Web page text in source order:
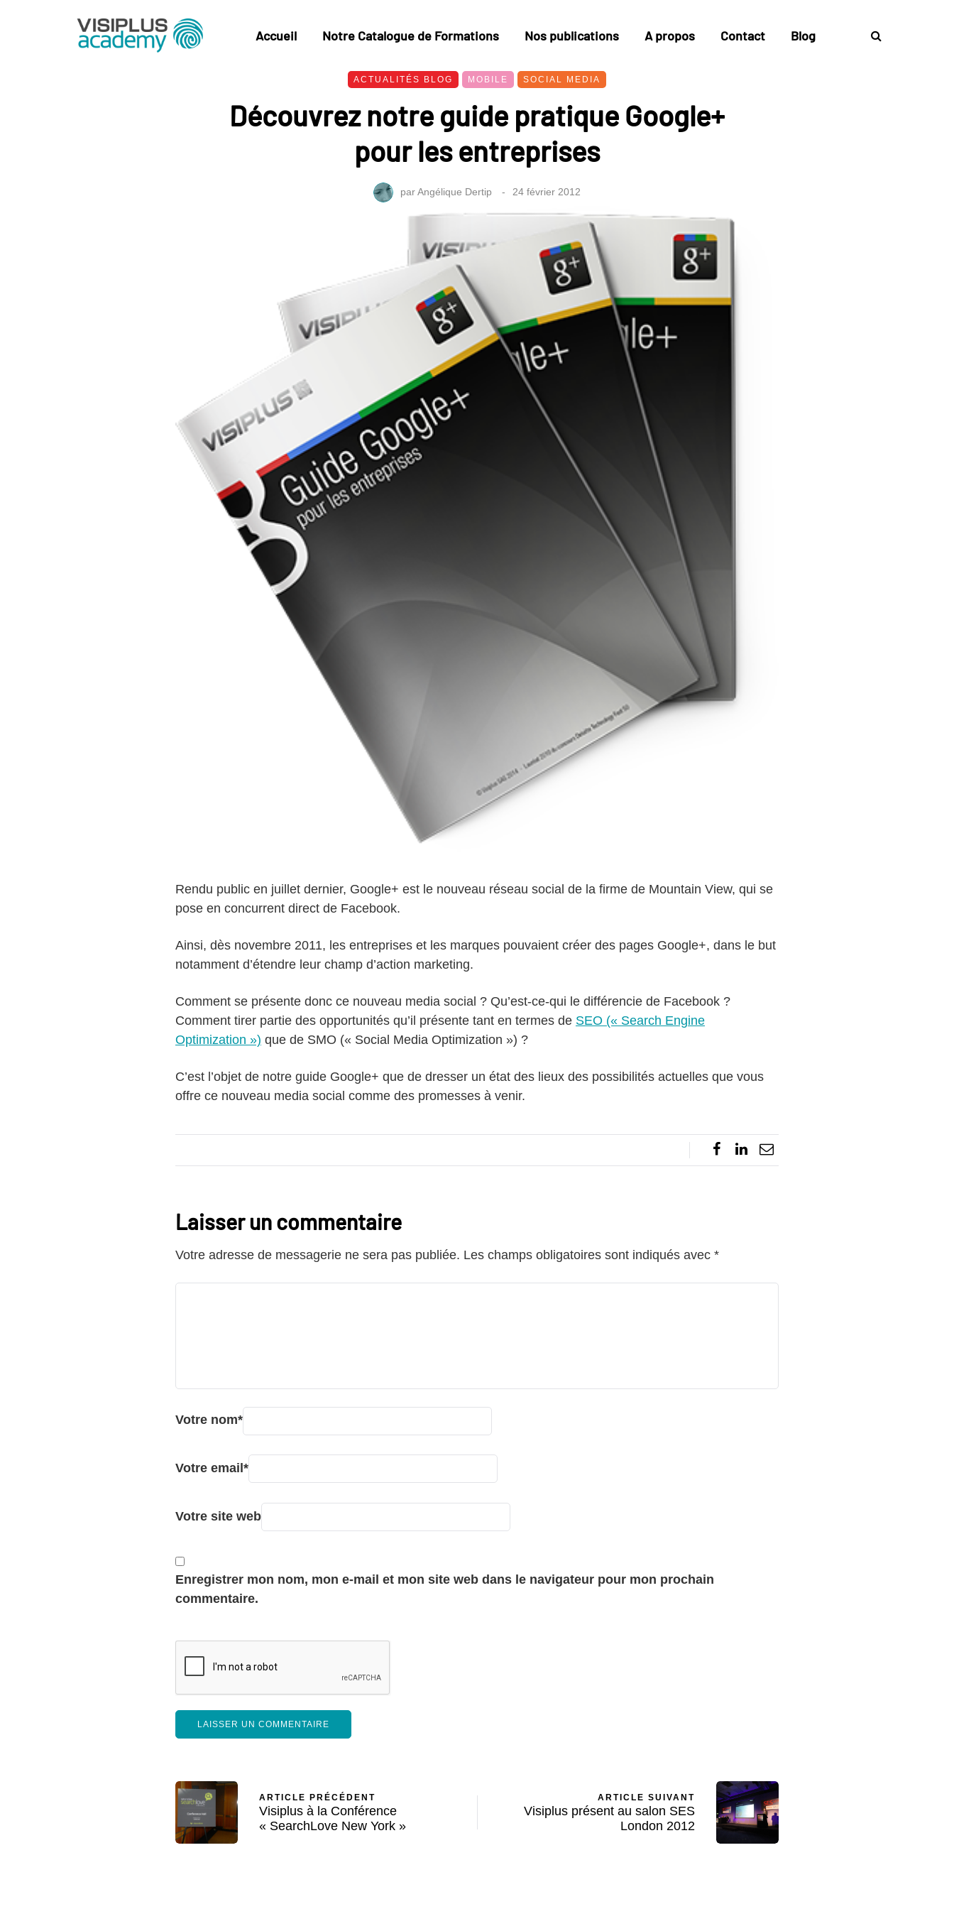
Accueil Notre Catalogue de Formations Nos publications A propos Contact Blog
ACTUALITÉS BLOG MOBILE SOCIAL MEDIA
Découvrez notre guide pratique Google+
pour les entreprises
parAngélique Dertip 24 février 2012
Rendu public en juillet dernier, Google+ est le nouveau réseau social de la firme de Mountain View, qui se
pose en concurrent direct de Facebook.
Ainsi, dès novembre 2011, les entreprises et les marques pouvaient créer des pages Google+, dans le but
notamment d’étendre leur champ d’action marketing.
Comment se présente donc ce nouveau media social ? Qu’est-ce-qui le différencie de Facebook ?
Comment tirer partie des opportunités qu’il présente tant en termes de SEO (« Search Engine
Optimization ») que de SMO (« Social Media Optimization ») ?
C’est l’objet de notre guide Google+ que de dresser un état des lieux des possibilités actuelles que vous
offre ce nouveau media social comme des promesses à venir.
Laisser un commentaire
Votre adresse de messagerie ne sera pas publiée. Les champs obligatoires sont indiqués avec *
Votre nom*
Votre email *
Votre site web
Enregistrer mon nom, mon e-mail et mon site web dans le navigateur pour mon prochain
commentaire.
ARTICLE PRÉCÉDENT
Visiplus à la Conférence
« SearchLove New York »
ARTICLE SUIVANT
Visiplus présent au salon SES
London 2012